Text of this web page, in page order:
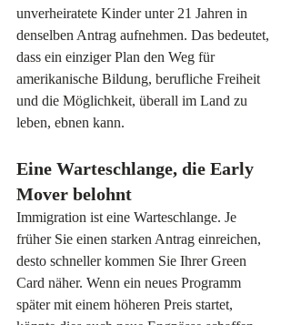
unverheiratete Kinder unter 21 Jahren in
denselben Antrag aufnehmen. Das bedeutet,
dass ein einziger Plan den Weg für
amerikanische Bildung, berufliche Freiheit
und die Möglichkeit, überall im Land zu
leben, ebnen kann.
Eine Warteschlange, die Early
Mover belohnt
Immigration ist eine Warteschlange. Je
früher Sie einen starken Antrag einreichen,
desto schneller kommen Sie Ihrer Green
Card näher. Wenn ein neues Programm
später mit einem höheren Preis startet,